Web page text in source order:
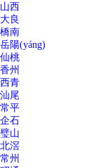
山西
大良
橋南
岳陽(yáng)
仙桃
香州
西青
汕尾
常平
企石
璧山
北滘
常州